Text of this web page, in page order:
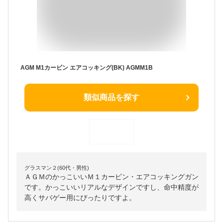
AGM M1カービン エアコッキング(BK) AGMM1B
類似商品を探す
グラスマン２(60代・男性)
ＡＧＭのかっこいいＭ１カービン・エアコッキングガン
です。かっこいいリアルなデザインですし、命中精度が
高くサバゲー用にぴったりですよ。